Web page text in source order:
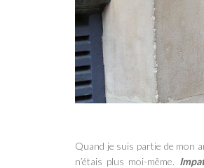
Quand je suis partie de mon
n’étais plus moi-même.